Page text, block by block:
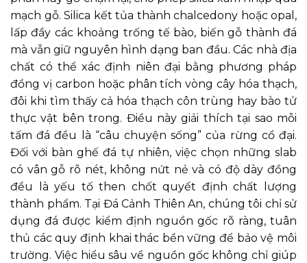
mạch gỗ. Silica kết tủa thành chalcedony hoặc opal,
lấp đầy các khoảng trống tế bào, biến gỗ thành đá
mà vẫn giữ nguyên hình dạng ban đầu. Các nhà địa
chất có thể xác định niên đại bằng phương pháp
đồng vị carbon hoặc phân tích vòng cây hóa thạch,
đôi khi tìm thấy cả hóa thạch côn trùng hay bào tử
thực vật bên trong. Điều này giải thích tại sao mỗi
tấm đá đều là “câu chuyện sống” của rừng cổ đại.
Đối với bàn ghế đá tự nhiên, việc chọn những slab
có vân gỗ rõ nét, không nứt nẻ và có độ dày đồng
đều là yếu tố then chốt quyết định chất lượng
thành phẩm. Tại Đá Cảnh Thiên An, chúng tôi chỉ sử
dụng đá được kiểm định nguồn gốc rõ ràng, tuân
thủ các quy định khai thác bền vững để bảo vệ môi
trường. Việc hiểu sâu về nguồn gốc không chỉ giúp